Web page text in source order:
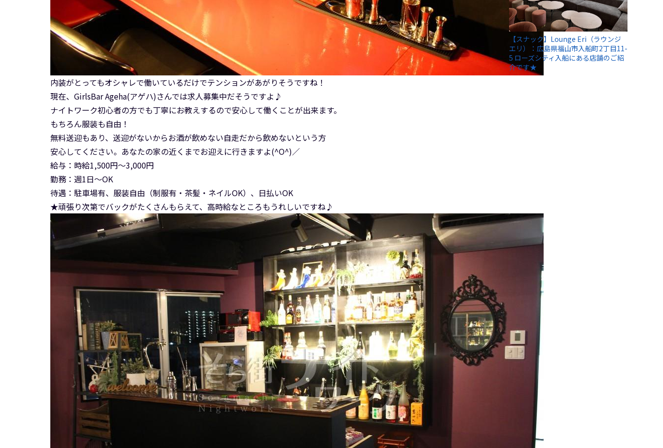
内装がとってもオシャレで働いているだけでテンションがあがりそうですね！
現在、GirlsBar Ageha(アゲハ)さんでは求人募集中だそうですよ♪
ナイトワーク初心者の方でも丁寧にお教えするので安心して働くことが出来ます。
もちろん服装も自由！
無料送迎もあり、送迎がないからお酒が飲めない自走だから飲めないという方
安心してください。あなたの家の近くまでお迎えに行きますよ(^O^)／
給与：時給1,500円～3,000円
勤務：週1日～OK
待遇：駐車場有、服装自由（制服有・茶髪・ネイルOK）、日払いOK
★頑張り次第でバックがたくさんもらえて、高時給なところもうれしいですね♪
【スナック】Lounge Eri（ラウンジ
エリ）：広島県福山市入船町2丁目11-
5 ローズシティ入船にある店舗のご紹
介です★